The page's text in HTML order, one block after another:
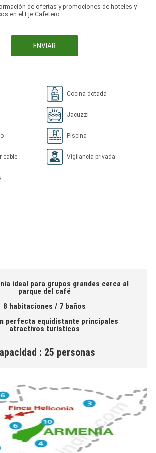
de ofertas y promociones de hoteles y
en el Eje Cafetero.
Cocina dotada
Jacuzzi
Piscina
cable Vigilancia privada
ideal para grupos grandes cerca al
parque del café
8 habitaciones / 7 baños
perfecta equidistante principales
atractivos turísticos
: 25 personas